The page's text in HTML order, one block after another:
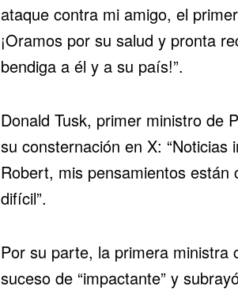
ataque contra mi amigo, el
¡Oramos por su salud y pronta
bendiga a él y a su país!”.
Donald Tusk, primer ministro de
su consternación en X: “Noticias
Robert, mis pensamientos
difícil”.
Por su parte, la primera ministra
suceso de “impactante” y